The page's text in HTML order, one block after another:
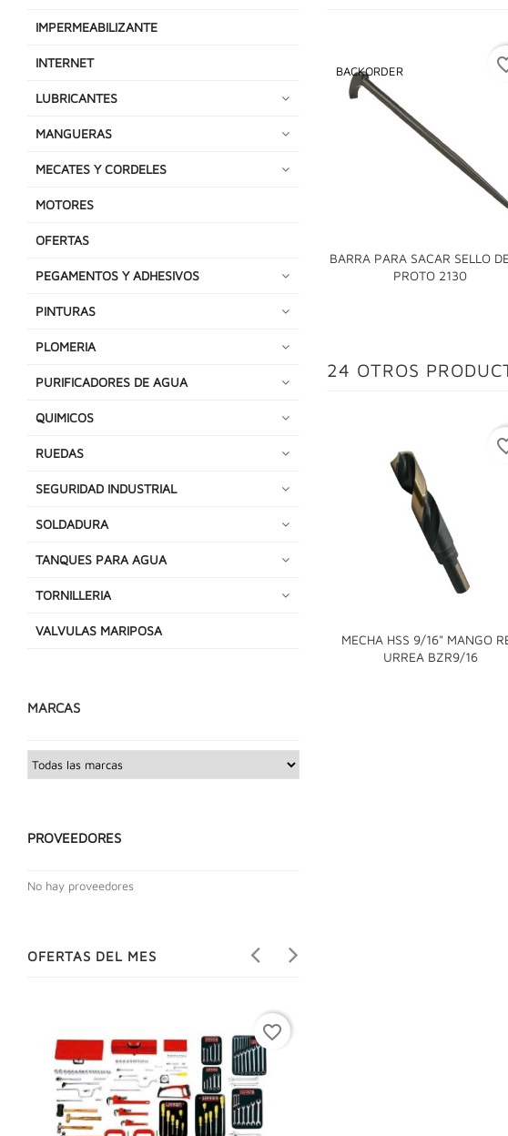
IMPERMEABILIZANTE
INTERNET
LUBRICANTES
MANGUERAS
MECATES Y CORDELES
MOTORES
OFERTAS
PEGAMENTOS Y ADHESIVOS
PINTURAS
PLOMERIA
PURIFICADORES DE AGUA
QUIMICOS
RUEDAS
SEGURIDAD INDUSTRIAL
SOLDADURA
TANQUES PARA AGUA
TORNILLERIA
VALVULAS MARIPOSA
MARCAS
PROVEEDORES
No hay proveedores
OFERTAS DEL MES
favorite_border
BARRA PARA SACAR SELLO
PROTO 2130
BACKORDER

24 OTROS
MECHA HSS 9/16" MANGO
URREA BZR9/16
